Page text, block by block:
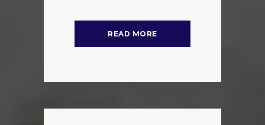
READ MORE